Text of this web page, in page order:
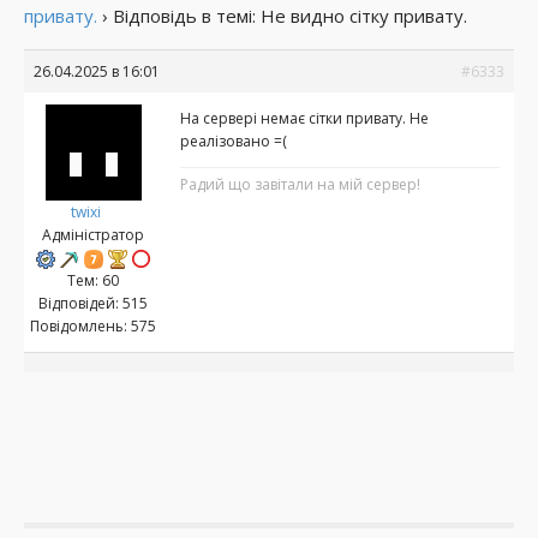
привату. › Відповідь в темі: Не видно сітку привату.
26.04.2025 в 16:01 #6333
twixi
Адміністратор
Тем: 60
Відповідей: 515
Повідомлень: 575
На сервері немає сітки привату. Не
реалізовано =(
Радий що завітали на мій сервер!